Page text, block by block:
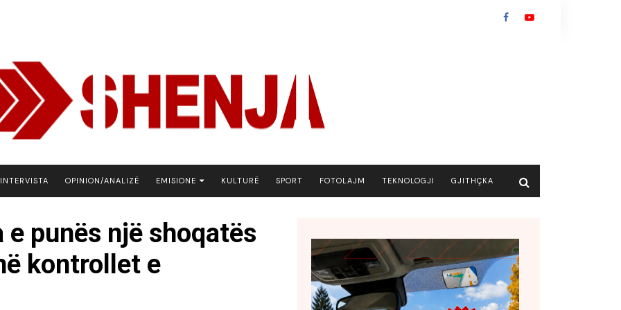
INTERVISTA OPINION/ANALIZË EMISIONE
BOTA NE FOKUS
KULTURË SPORT FOTOLAJM TEKNOLOGJI GJITHÇKA
punës një shoqatës
kontrollet e